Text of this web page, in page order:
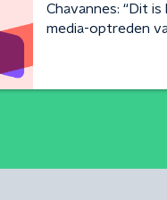
Chavannes: “Dit
media-optreden